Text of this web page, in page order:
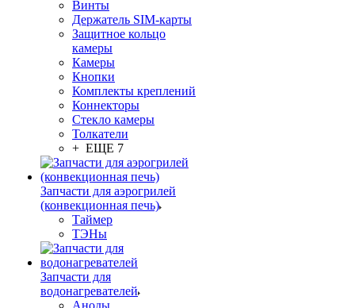
Винты
Держатель SIM-карты
Защитное кольцо
камеры
Камеры
Кнопки
Комплекты креплений
Коннекторы
Стекло камеры
Толкатели
+ ЕЩЕ 7
Запчасти для аэрогрилей
(конвекционная печь)
Таймер
ТЭНы
Запчасти для
водонагревателей
Аноды